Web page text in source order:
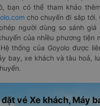
bạn có thể tham khảo
cho chuyến đi sắp tới.
người dùng so sánh giá
của nhiều phương tiện
thống của Goyolo được
bay, xe khách và tàu hoả,
vé Xe khách, Máy